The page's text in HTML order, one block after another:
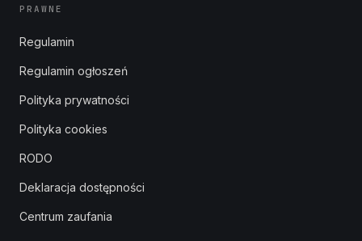
PRAWNE
Regulamin
Regulamin ogłoszeń
Polityka prywatności
Polityka cookies
RODO
Deklaracja dostępności
Centrum zaufania